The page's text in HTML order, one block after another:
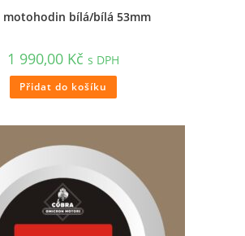
motohodin bílá/bílá 53mm
1 990,00 Kč s DPH
Přidat do košíku